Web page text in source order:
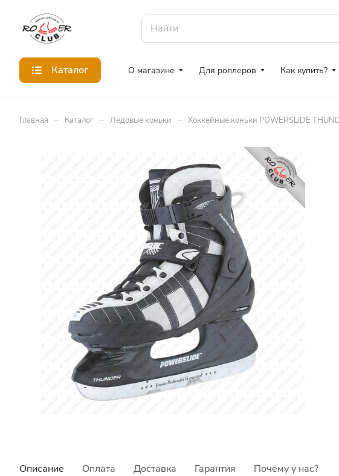
Каталог О магазине Для роллеров Как купить?
Главная – Каталог – Ледовые коньки – Хоккейные коньки POWERSLIDE
Описание Оплата Доставка Гарантия Почему у нас?